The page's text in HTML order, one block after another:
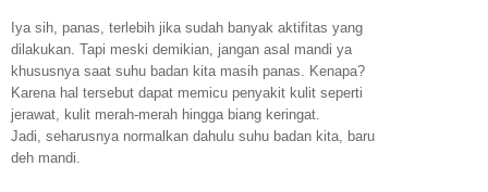
Iya sih, panas, terlebih jika sudah banyak aktifitas yang
dilakukan. Tapi meski demikian, jangan asal mandi ya
khususnya saat suhu badan kita masih panas. Kenapa?
Karena hal tersebut dapat memicu penyakit kulit seperti
jerawat, kulit merah-merah hingga biang keringat.
Jadi, seharusnya normalkan dahulu suhu badan kita, baru
deh mandi.